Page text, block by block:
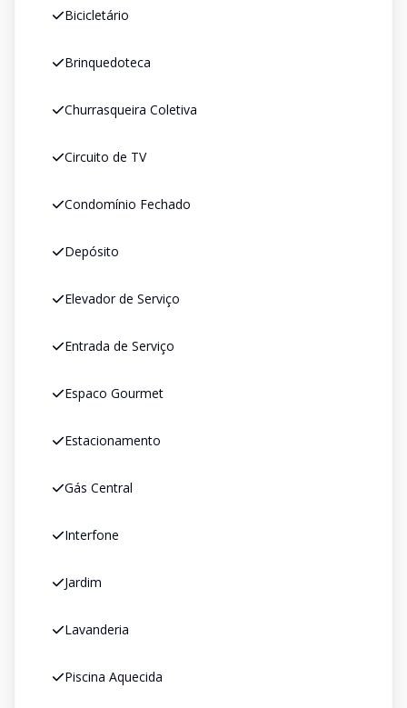
Bicicletário
Brinquedoteca
Churrasqueira Coletiva
Circuito de TV
Condomínio Fechado
Depósito
Elevador de Serviço
Entrada de Serviço
Espaco Gourmet
Estacionamento
Gás Central
Interfone
Jardim
Lavanderia
Piscina Aquecida